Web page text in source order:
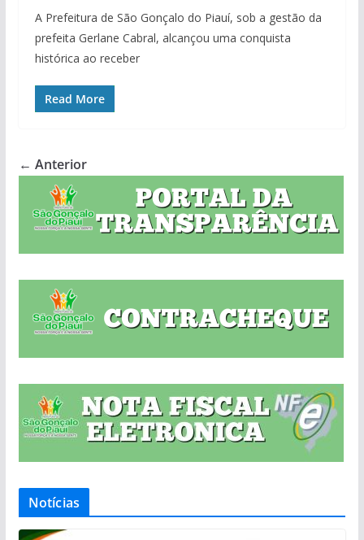
A Prefeitura de São Gonçalo do Piauí, sob a gestão da
prefeita Gerlane Cabral, alcançou uma conquista
histórica ao receber
Read More
← Anterior
Notícias